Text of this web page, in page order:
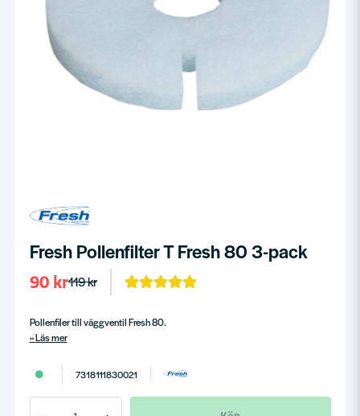
Fresh Pollenfilter T Fresh 80 3-pack
119 kr
90 kr
Pollenfiler till väggventil Fresh 80.
Läs mer
7318111830021